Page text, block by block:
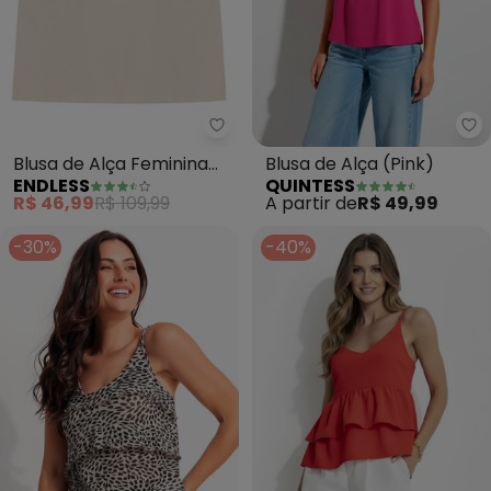
Endless - Blusa de Alça
Blusa de Alça Feminina
Viscose Creponada
(Bege)
ENDLESS
R$ 46,99R$ 109,99
Blusa de Alça (Pink)
QUINTESS
A partir deR$ 49,99
-30%
-40%